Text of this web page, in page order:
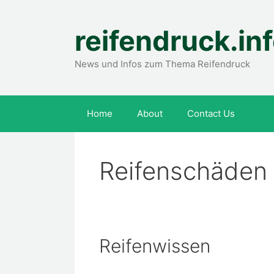
News und Infos zum Thema Reifendruck
Home About Contact Us
Reifenschäden
Reifenwissen